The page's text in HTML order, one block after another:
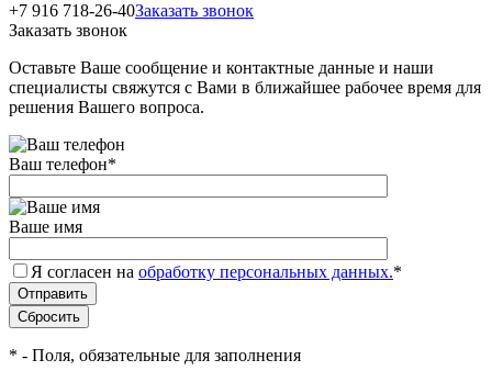
+7 916 718-26-40Заказать звонок
Заказать звонок
Оставьте Ваше сообщение и контактные данные и наши
специалисты свяжутся с Вами в ближайшее рабочее время для
решения Вашего вопроса.
Ваш телефон*
Ваше имя
Я согласен на обработку персональных данных.*
* - Поля, обязательные для заполнения